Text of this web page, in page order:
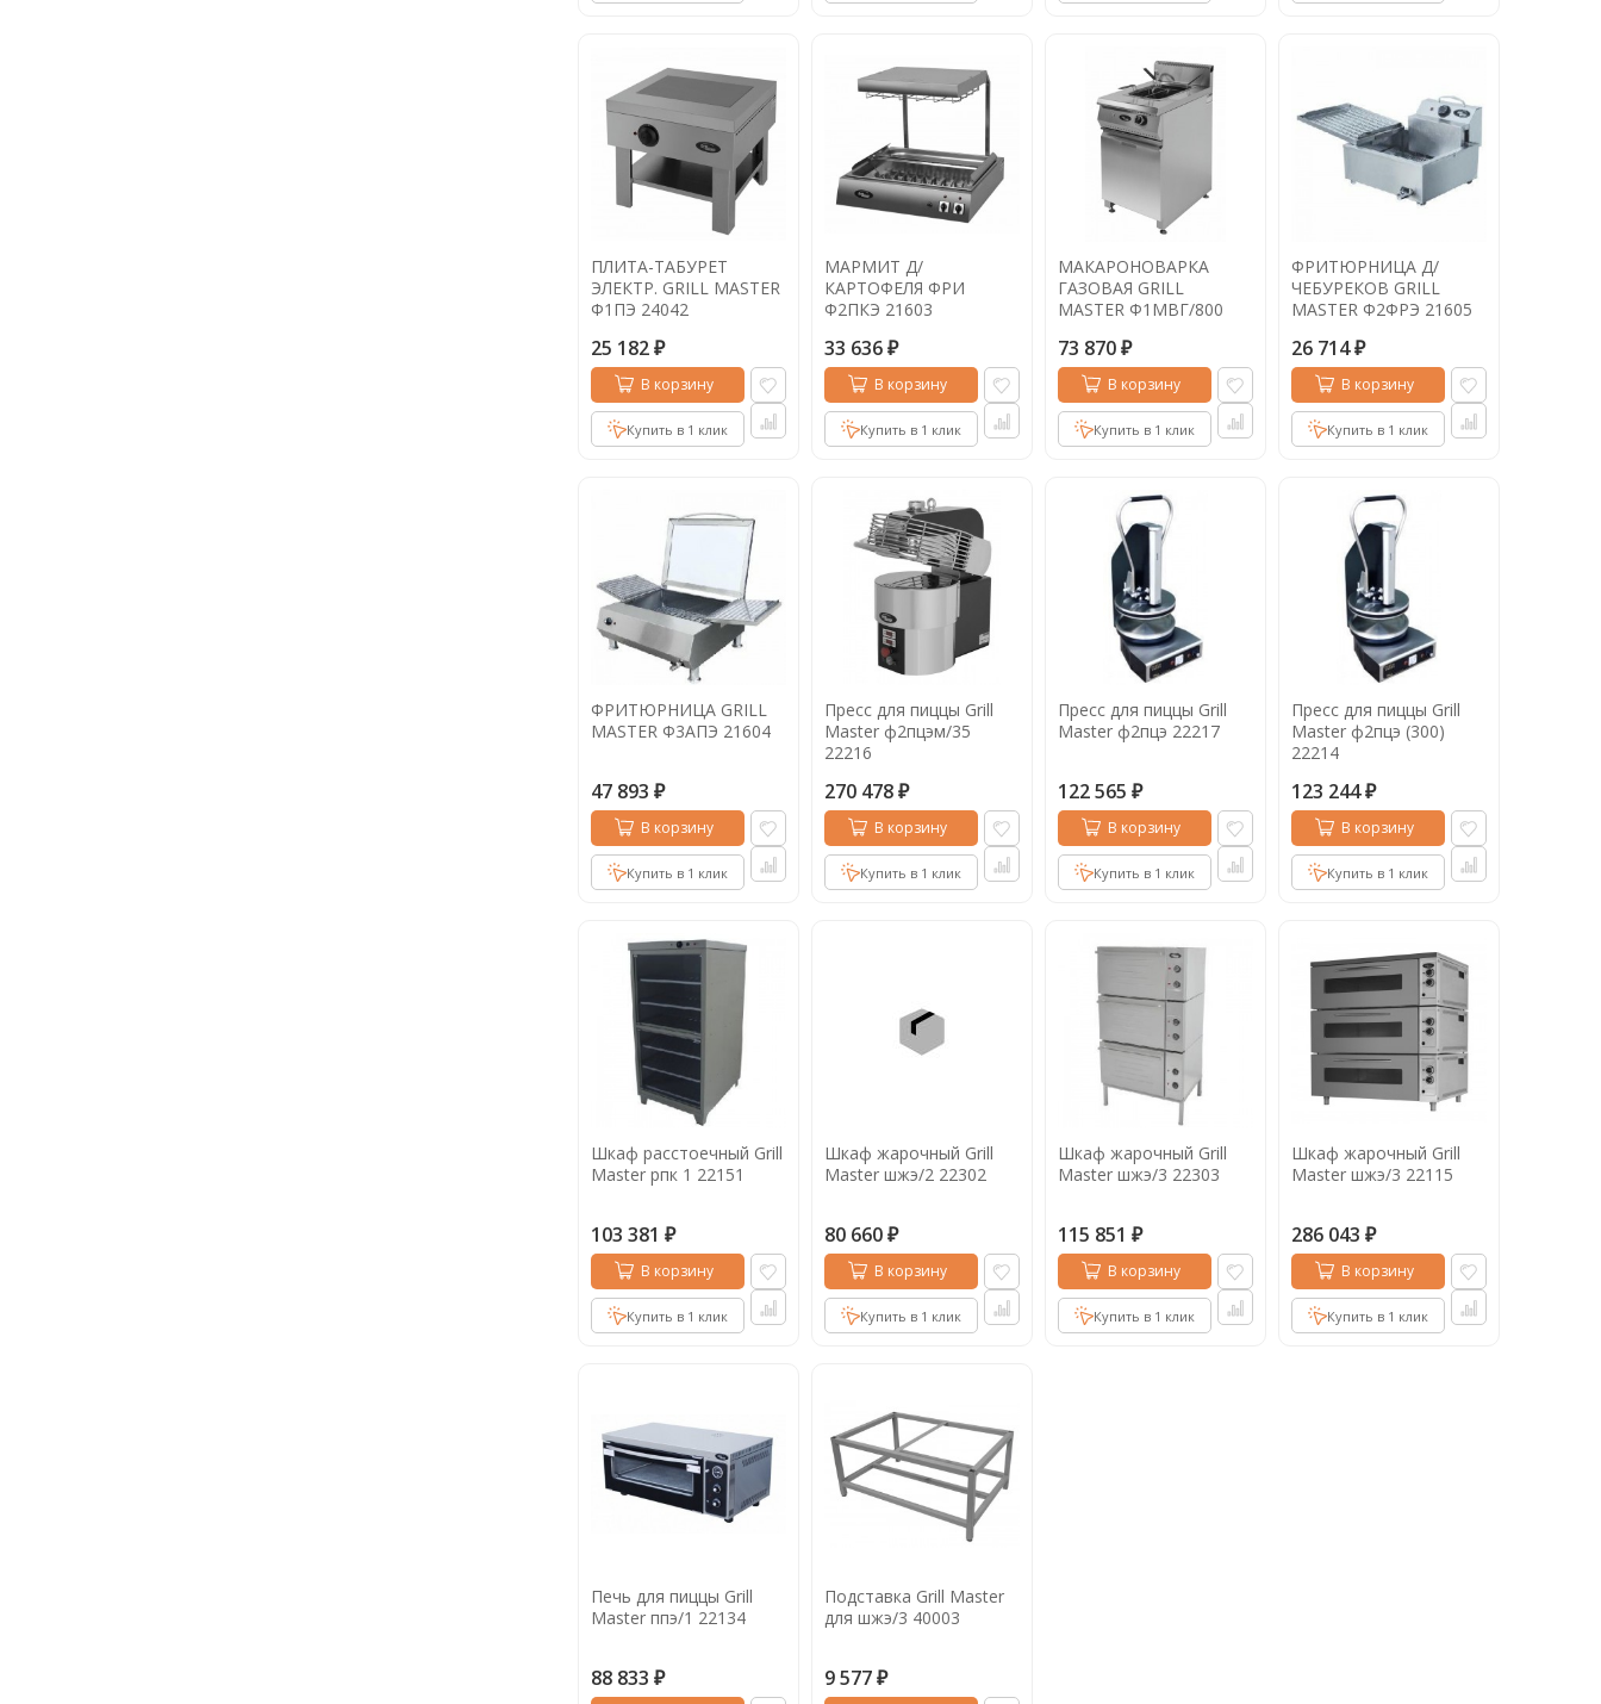
ПЛИТА-ТАБУРЕТ
ЭЛЕКТР. GRILL MASTER
Ф1ПЭ 24042
25 182 ₽
В корзину
Купить в 1 клик
МАРМИТ Д/
КАРТОФЕЛЯ ФРИ
Ф2ПКЭ 21603
33 636 ₽
В корзину
Купить в 1 клик
МАКАРОНОВАРКА
ГАЗОВАЯ GRILL
MASTER Ф1МВГ/800
73 870 ₽
В корзину
Купить в 1 клик
ФРИТЮРНИЦА Д/
ЧЕБУРЕКОВ GRILL
MASTER Ф2ФРЭ 21605
26 714 ₽
В корзину
Купить в 1 клик
ФРИТЮРНИЦА GRILL
MASTER Ф3АПЭ 21604
47 893 ₽
В корзину
Купить в 1 клик
Пресс для пиццы Grill
Master ф2пцэм/35
22216
270 478 ₽
В корзину
Купить в 1 клик
Пресс для пиццы Grill
Master ф2пцэ 22217
122 565 ₽
В корзину
Купить в 1 клик
Пресс для пиццы Grill
Master ф2пцэ (300)
22214
123 244 ₽
В корзину
Купить в 1 клик
Шкаф расстоечный Grill
Master рпк 1 22151
103 381 ₽
В корзину
Купить в 1 клик
Шкаф жарочный Grill
Master шжэ/2 22302
80 660 ₽
В корзину
Купить в 1 клик
Шкаф жарочный Grill
Master шжэ/3 22303
115 851 ₽
В корзину
Купить в 1 клик
Шкаф жарочный Grill
Master шжэ/3 22115
286 043 ₽
В корзину
Купить в 1 клик
Печь для пиццы Grill
Master ппэ/1 22134
88 833 ₽
Подставка Grill Master
для шжэ/3 40003
9 577 ₽